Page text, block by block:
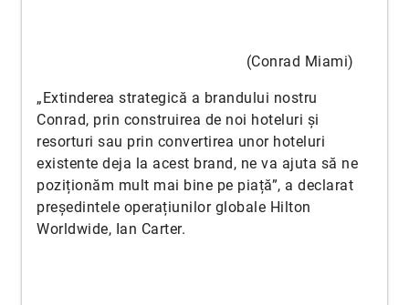
(Conrad Miami)
„Extinderea strategică a brandului nostru
Conrad, prin construirea de noi hoteluri și
resorturi sau prin convertirea unor hoteluri
existente deja la acest brand, ne va ajuta să ne
poziționăm mult mai bine pe piață”, a declarat
președintele operațiunilor globale Hilton
Worldwide, Ian Carter.